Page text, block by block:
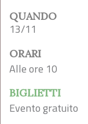
QUANDO
13/11
ORARI
Alle ore 10
BIGLIETTI
Evento gratuito